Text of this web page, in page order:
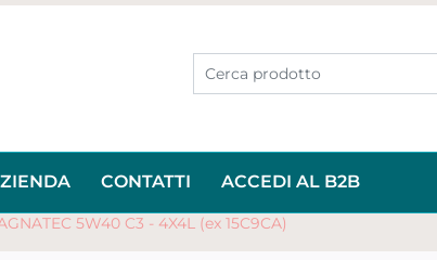
CONTATTI ACCEDI AL B2B
5W40 C3 - 4X4L (ex 15C9CA)